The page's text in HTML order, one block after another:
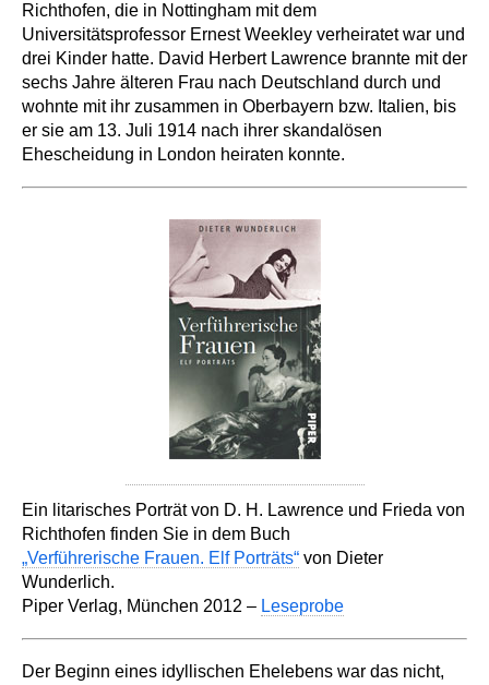
Richthofen, die in Nottingham mit dem
Universitätsprofessor Ernest Weekley verheiratet war und
drei Kinder hatte. David Herbert Lawrence brannte mit der
sechs Jahre älteren Frau nach Deutschland durch und
wohnte mit ihr zusammen in Oberbayern bzw. Italien, bis
er sie am 13. Juli 1914 nach ihrer skandalösen
Ehescheidung in London heiraten konnte.
Ein litarisches Porträt von D. H. Lawrence und Frieda von
Richthofen finden Sie in dem Buch
„Verführerische Frauen. Elf Porträts“ von Dieter
Wunderlich.
Piper Verlag, München 2012 – Leseprobe
Der Beginn eines idyllischen Ehelebens war das nicht,